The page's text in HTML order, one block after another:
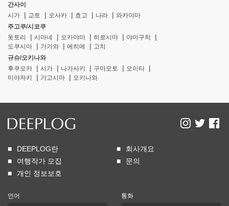
간사이
시가
교토 오사카 효고 나라
와카야마
주고쿠/시코쿠
돗토리
시마네 오카야마 히로시마
야마구치
도쿠시마
가가와 에히메
고치
규슈/오키나와
후쿠오카
사가 나가사키 구마모토
오이타
미야자키
가고시마 오키나와
DEEPLOG란
회사개요
여행작가 모집
문의
개인 정보보호
언어 통화